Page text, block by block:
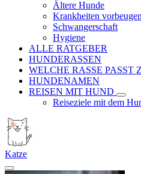
Ältere Hunde
Krankheiten vorbeugen
Schwangerschaft
Hygiene
ALLE RATGEBER
HUNDERASSEN
WELCHE RASSE PASST
HUNDENAMEN
REISEN MIT HUND
Reiseziele mit dem
Katze